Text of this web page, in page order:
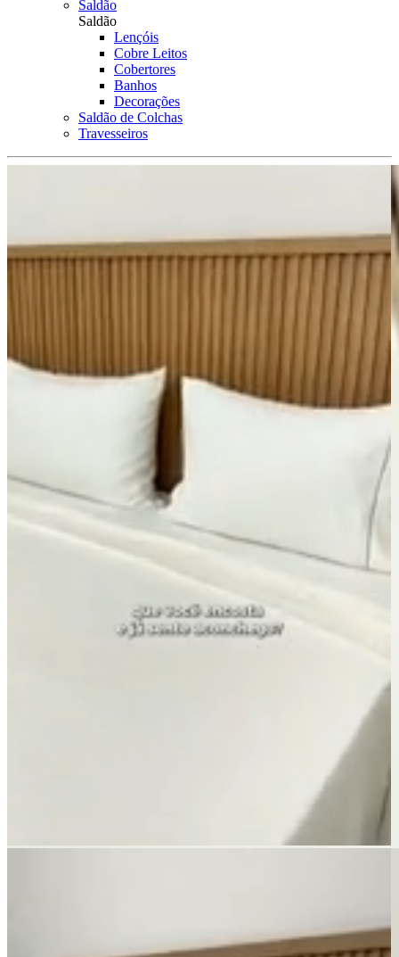
Saldão
Saldão
Lençóis
Cobre Leitos
Cobertores
Banhos
Decorações
Saldão de Colchas
Travesseiros